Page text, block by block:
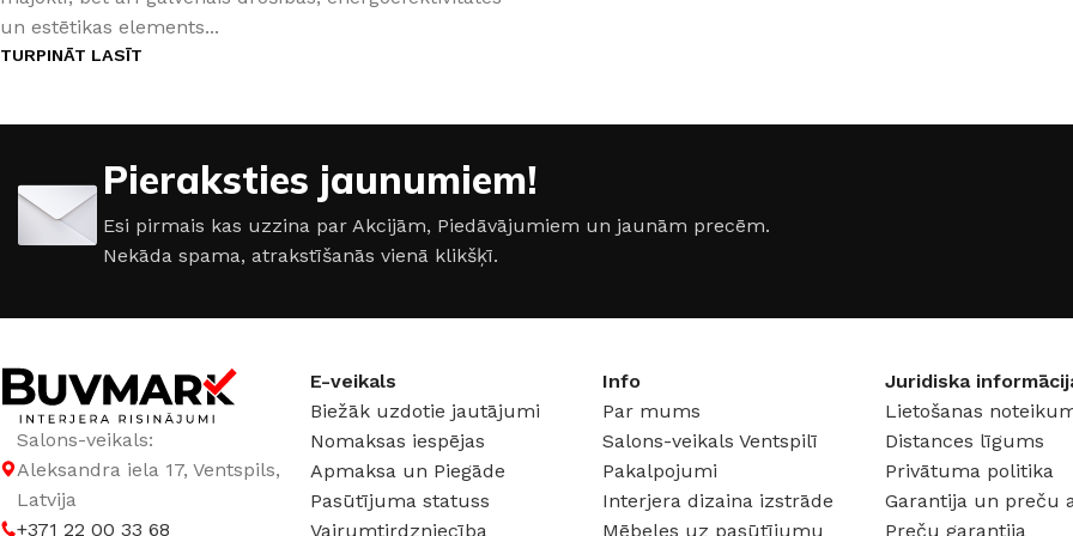
Šķidrās tapetes
Ekoloģisks un videi draudzīgs
risinājums
ŠĶIDRĀS TAPETES
Silk Plaster kolekcijas
Victoria du Monde kolekcijas
Piedevas (lakas, spīdumi un tml.)
MixArt
Apmetums fasādem un mitrām
telpām
Dekoratīvie apmetumi
Gruntis un Lakas
Krāsas
Flīzes
Skatīt
Dekoratīvās
Grīdām un sienām
un estētikas elements...
TURPINĀT LASĪT
Pieraksties jaunumiem!
Esi pirmais kas uzzina par Akcijām, Piedāvājumiem un jaunām precēm.
Nekāda spama, atrakstīšanās vienā klikšķī.
Salons-veikals:
Aleksandra iela 17, Ventspils,
Latvija
+371 22 00 33 68
E-veikals
Biežāk uzdotie jautājumi
Nomaksas iespējas
Apmaksa un Piegāde
Pasūtījuma statuss
Vairumtirdzniecība
Info
Par mums
Salons-veikals Ventspilī
Pakalpojumi
Interjera dizaina izstrāde
Mēbeles uz pasūtījumu
Juridiska
Lietošanas
Distances līgums
Privātuma politika
Garantija un preču
Preču garantija